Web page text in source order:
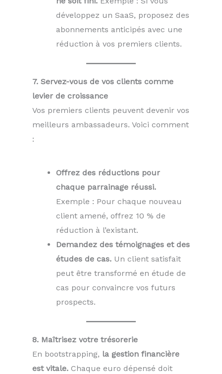
développez un SaaS, proposez des
abonnements anticipés avec une
réduction à vos premiers clients.
7. Servez-vous de vos clients comme
levier de croissance
Vos premiers clients peuvent devenir vos
meilleurs ambassadeurs. Voici comment
:
Offrez des réductions pour
chaque parrainage réussi.
Exemple : Pour chaque nouveau
client amené, offrez 10 % de
réduction à l’existant.
Demandez des témoignages et des
études de cas. Un client satisfait
peut être transformé en étude de
cas pour convaincre vos futurs
prospects.
8. Maîtrisez votre trésorerie
En bootstrapping, la gestion financière
est vitale. Chaque euro dépensé doit